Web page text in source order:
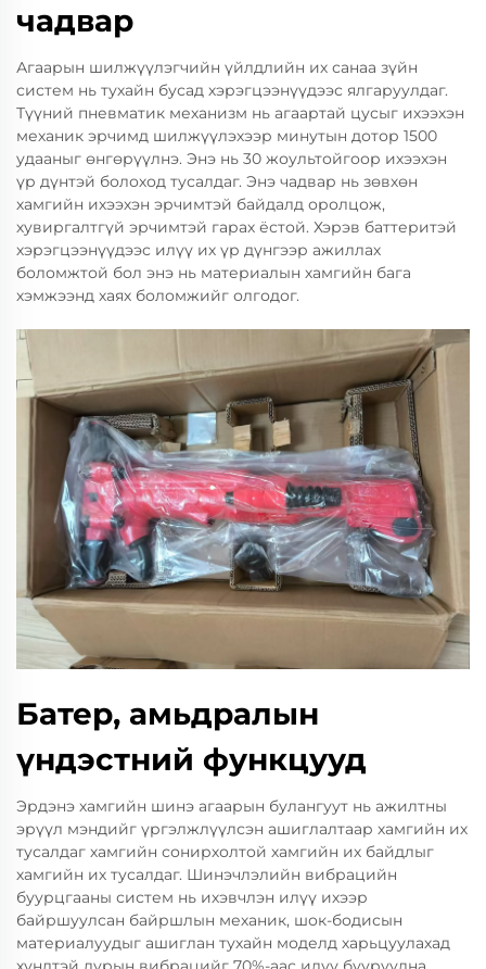
чадвар
Агаарын шилжүүлэгчийн үйлдлийн их санаа зүйн
систем нь тухайн бусад хэрэгцээнүүдээс ялгаруулдаг.
Түүний пневматик механизм нь агаартай цусыг ихээхэн
механик эрчимд шилжүүлэхээр минутын дотор 1500
удааныг өнгөрүүлнэ. Энэ нь 30 жоультойгоор ихээхэн
үр дүнтэй болоход тусалдаг. Энэ чадвар нь зөвхөн
хамгийн ихээхэн эрчимтэй байдалд оролцож,
хувиргалтгүй эрчимтэй гарах ёстой. Хэрэв баттеритэй
хэрэгцээнүүдээс илүү их үр дүнгээр ажиллах
боломжтой бол энэ нь материалын хамгийн бага
хэмжээнд хаях боломжийг олгодог.
Батер, амьдралын
үндэстний функцууд
Эрдэнэ хамгийн шинэ агаарын булангуут нь ажилтны
эрүүл мэндийг үргэлжлүүлсэн ашиглалтаар хамгийн их
тусалдаг хамгийн сонирхолтой хамгийн их байдлыг
хамгийн их тусалдаг. Шинэчлэлийн вибрацийн
буурцгааны систем нь ихэвчлэн илүү ихээр
байршуулсан байршлын механик, шок-бодисын
материалуудыг ашиглан тухайн моделд харьцуулахад